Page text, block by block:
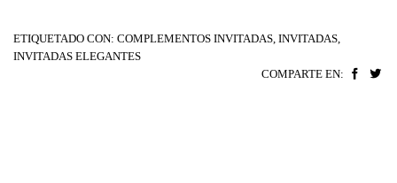
ETIQUETADO CON: COMPLEMENTOS INVITADAS, INVITADAS,
INVITADAS ELEGANTES
COMPARTE EN: